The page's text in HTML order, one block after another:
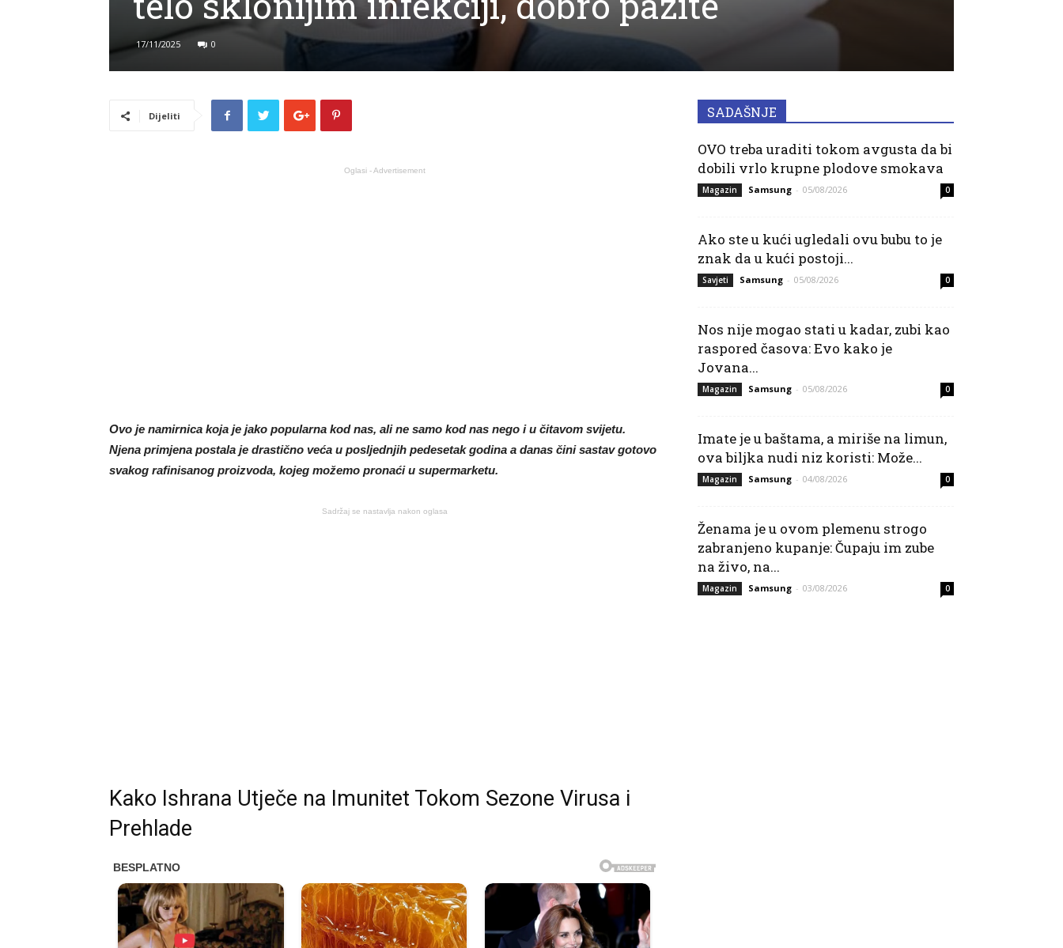
17/11/2025 0
Dijeliti
Oglasi - Advertisement
Ovo je namirnica koja je jako popularna kod nas, ali ne samo kod nas nego i u čitavom svijetu.
Njena primjena postala je drastično veća u posljednjih pedesetak godina a danas čini sastav gotovo
svakog rafinisanog proizvoda, kojeg možemo pronaći u supermarketu.
Sadržaj se nastavlja nakon oglasa
Kako Ishrana Utječe na Imunitet Tokom Sezone Virusa i
Prehlade
SADAŠNJE
OVO treba uraditi tokom avgusta da bi
dobili vrlo krupne plodove smokava
Magazin Samsung - 05/08/2026 0
Ako ste u kući ugledali ovu bubu to je
znak da u kući postoji...
Savjeti Samsung - 05/08/2026 0
Nos nije mogao stati u kadar, zubi kao
raspored časova: Evo kako je
Jovana...
Magazin Samsung - 05/08/2026 0
Imate je u baštama, a miriše na limun,
ova biljka nudi niz koristi: Može...
Magazin Samsung - 04/08/2026 0
Ženama je u ovom plemenu strogo
zabranjeno kupanje: Čupaju im zube
na živo, na...
Magazin Samsung - 03/08/2026 0